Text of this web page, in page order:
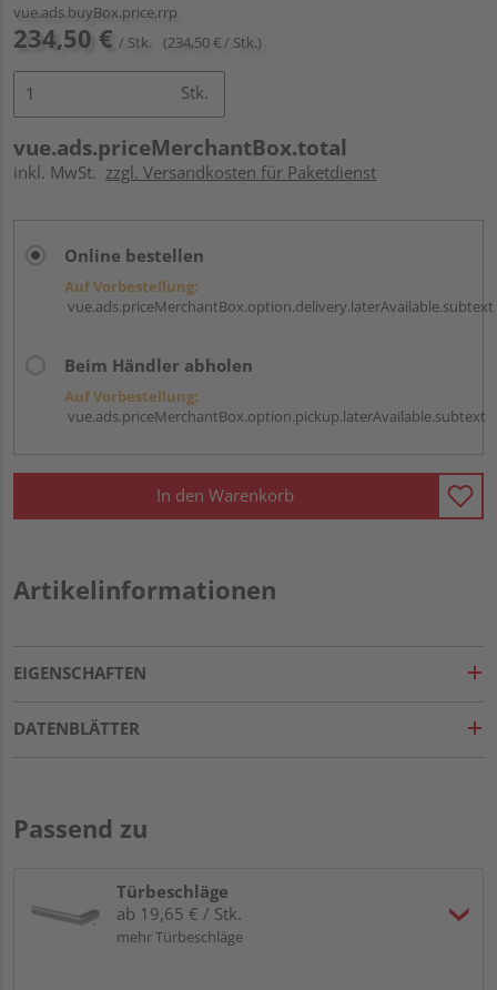
vue.ads.buyBox.price.rrp
234,50 € / Stk. (234,50 € / Stk.)
Stk.
vue.ads.priceMerchantBox.total
inkl. MwSt. zzgl. Versandkosten für Paketdienst
Online bestellen
Auf Vorbestellung:
vue.ads.priceMerchantBox.option.delivery.laterAvailable.subtext
Beim Händler abholen
Auf Vorbestellung:
vue.ads.priceMerchantBox.option.pickup.laterAvailable.subtext
In den Warenkorb
Artikelinformationen
EIGENSCHAFTEN
DATENBLÄTTER
Passend zu
Türbeschläge
ab 19,65 € / Stk.
mehr Türbeschläge